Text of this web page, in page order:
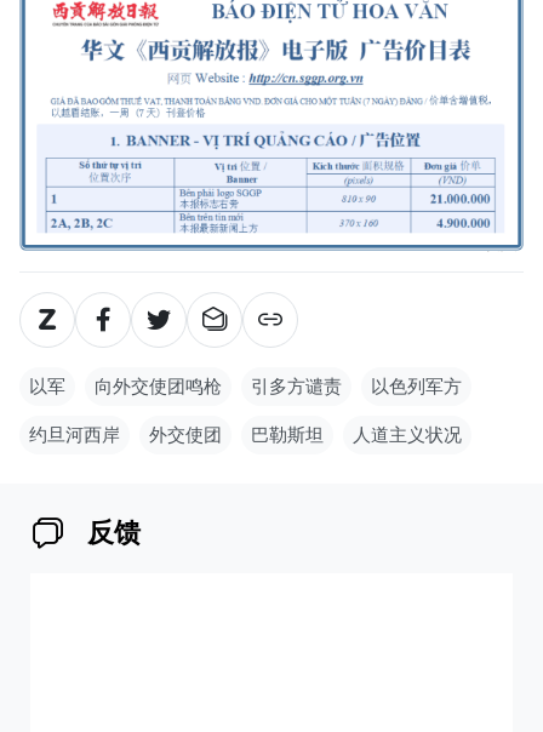
以军 向外交使团鸣枪 引多方谴责 以色列军方
约旦河西岸 外交使团 巴勒斯坦 人道主义状况
反馈